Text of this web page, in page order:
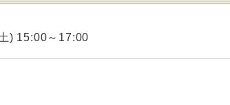
) 15:00～17:00